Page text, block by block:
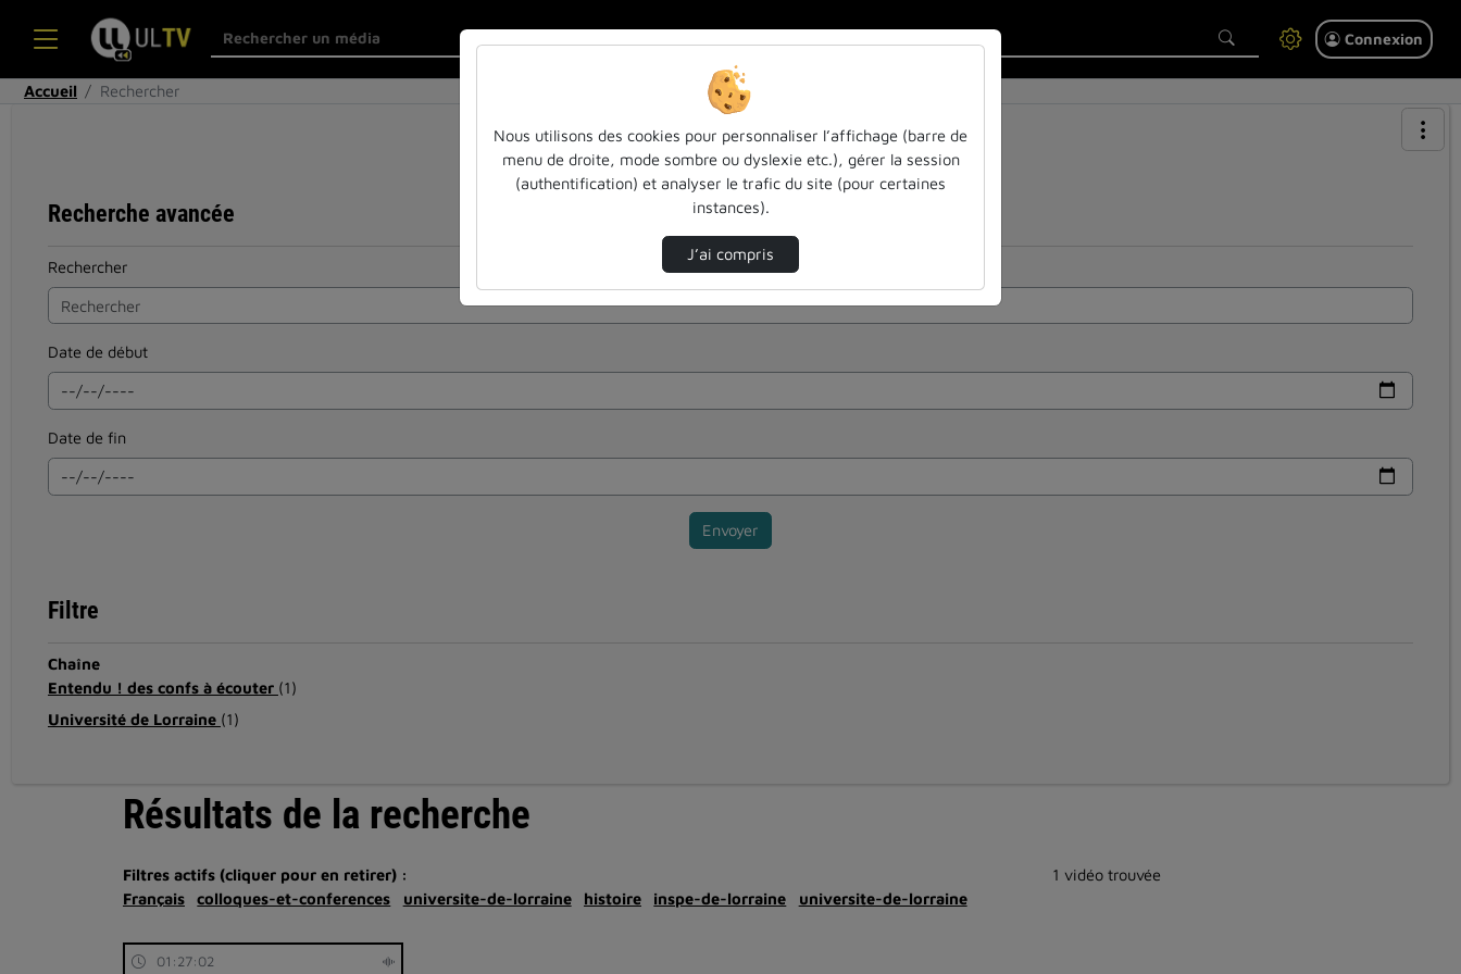
Connexion
Accueil Rechercher
Recherche avancée
Rechercher
Date de début
Date de fin
Envoyer
Filtre
Chaîne
Entendu ! des confs à écouter (1)
Université de Lorraine (1)
Résultats de la recherche
Filtres actifs (cliquer pour en retirer) :
Français
colloques-et-conferences universite-de-lorraine histoire inspe-de-lorraine universite-de-lorraine
1 vidéo trouvée
01:27:02
Nous utilisons des cookies pour personnaliser l’affichage (barre de
menu de droite, mode sombre ou dyslexie etc.), gérer la session
(authentification) et analyser le trafic du site (pour certaines
instances).
J’ai compris